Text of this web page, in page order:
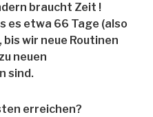
braucht Zeit !
es etwa 66 Tage (also
wir neue Routinen
neuen
sind.
erreichen?